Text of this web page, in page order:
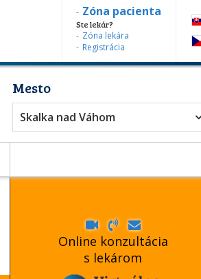
Zóna pacienta
Ste lekár?
Zóna lekára
Registrácia
Mesto
Skalka nad Váhom
Online konzultácia
s lekárom